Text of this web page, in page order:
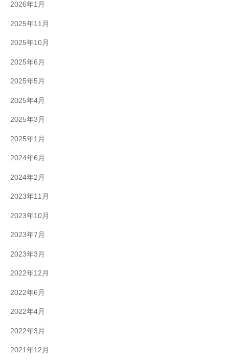
2026年1月
2025年11月
2025年10月
2025年6月
2025年5月
2025年4月
2025年3月
2025年1月
2024年6月
2024年2月
2023年11月
2023年10月
2023年7月
2023年3月
2022年12月
2022年6月
2022年4月
2022年3月
2021年12月